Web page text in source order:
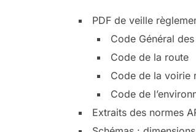
PDF de veille
Code Général
Code de la route
Code de la voirie
Code de
Extraits des normes